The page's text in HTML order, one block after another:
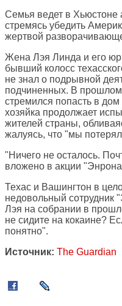
Семья ведет в Хьюстоне
стремясь убедить
жертвой
Жена Лэя Линда и его
бывший колосс
не знал о подрывной
подчиненных. В
стремился попасть в
хозяйка продолжает
жителей страны,
жалуясь, что "мы
"Ничего не осталось.
вложено в акции
Техас и Вашингтон в
недовольный сотрудник
Лэя на собрании в
не сидите на кокаине?
понятно".
Источник: The Guardian